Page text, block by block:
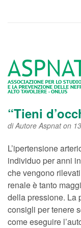
“Tieni
diAutore Aspnaton
L’ipertensione
individuo per anni
che vengono
renale è tanto
della pressione. La
consigli per tenere
come eseguire